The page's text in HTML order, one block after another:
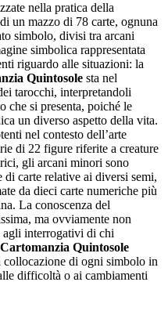
nella pratica della
un mazzo di 78 carte, ognuna
simbolo, divisi tra arcani
simbolica rappresentata
riguardo alle situazioni: la
Quintosole sta nel
tarocchi, interpretandoli
che si presenta, poiché le
un diverso aspetto della vita.
nel contesto dell’arte
di 22 figure riferite a creature
gli arcani minori sono
di carte relative ai diversi semi,
da dieci carte numeriche più
La conoscenza del
ma ovviamente non
agli interrogativi di chi
Cartomanzia Quintosole
collocazione di ogni simbolo in
difficoltà o ai cambiamenti